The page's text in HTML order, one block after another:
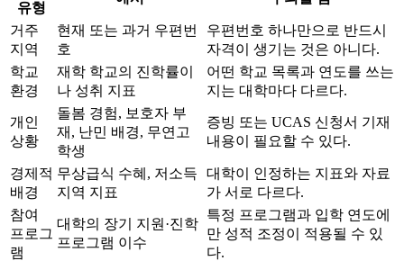
유형
거주
지역
현재 또는 과거 우편번
호
우편번호 하나만으로 반드시
자격이 생기는 것은 아니다.
학교
환경
재학 학교의 진학률이
나 성취 지표
어떤 학교 목록과 연도를 쓰는
지는 대학마다 다르다.
개인
상황
돌봄 경험, 보호자 부
재, 난민 배경, 무연고
학생
증빙 또는 UCAS 신청서 기재
내용이 필요할 수 있다.
경제적
배경
무상급식 수혜, 저소득
지역 지표
대학이 인정하는 지표와 자료
가 서로 다르다.
참여
프로그
램
대학의 장기 지원·진학
프로그램 이수
특정 프로그램과 입학 연도에
만 성적 조정이 적용될 수 있
다.